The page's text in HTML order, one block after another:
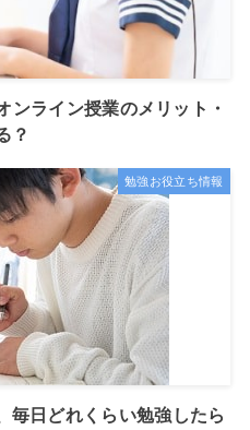
ライン授業のメリット・
？
勉強お役立ち情報
毎日どれくらい勉強したら